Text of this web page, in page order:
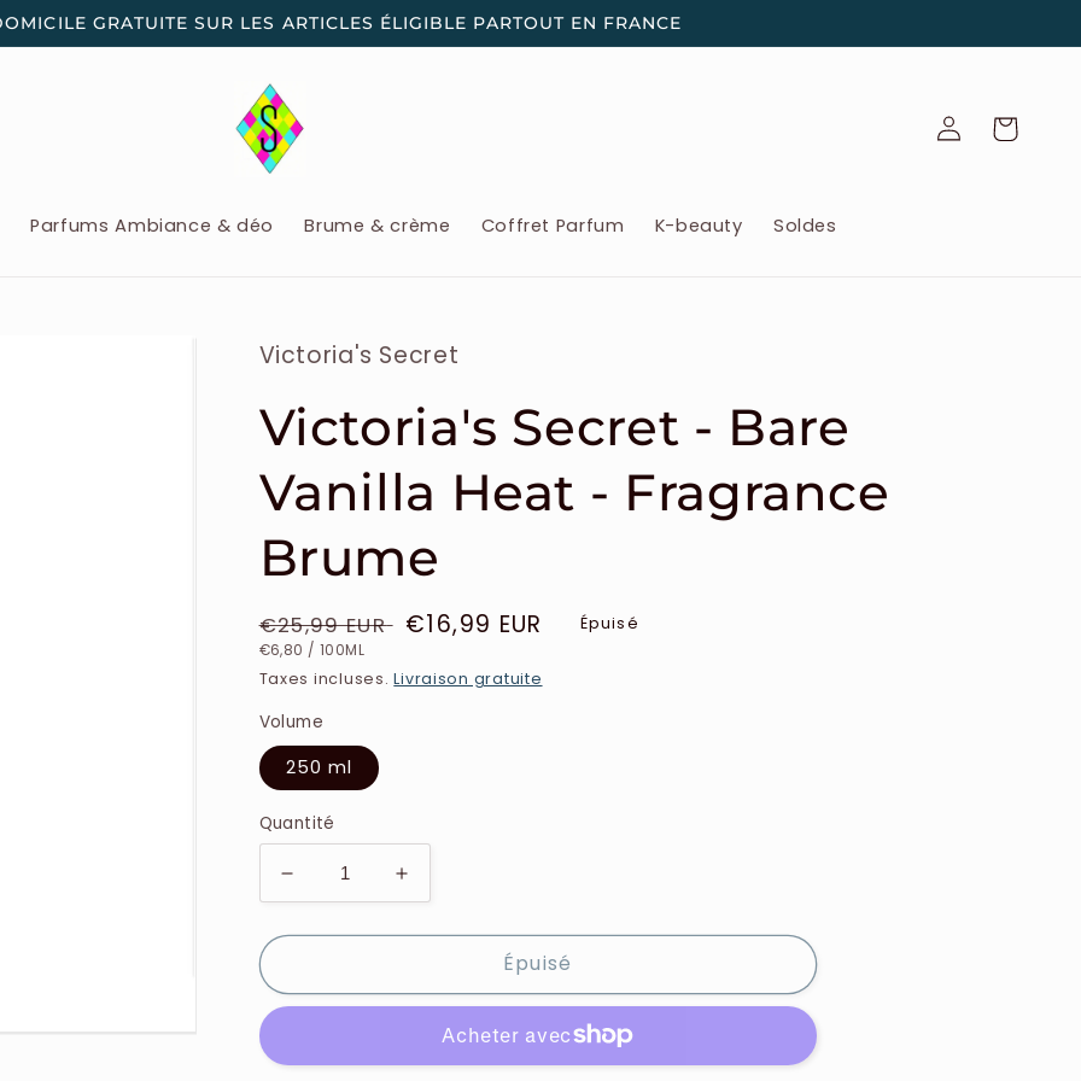
GRATUITE SUR LES ARTICLES ÉLIGIBLE PARTOUT EN FRANCE
Parfums Ambiance & déo Brume & crème Coffret Parfum K-beauty Soldes
ConnexionPanier
Victoria's Secret
Victoria's Secret - Bare
Vanilla Heat - Fragrance
Brume
Prix
habituel
€25,99 EUR
Prix
€16,99 EUR
PRIX
€6,80 / PAR
100ML
Épuisé
Taxes incluses.Livraison gratuite
Volume
250 ml
Quantité
Réduire
la
quantité
Victoria&#39;s
Bare
Augmenter
la
quantité
Victoria&#39;s
Bare
Épuisé